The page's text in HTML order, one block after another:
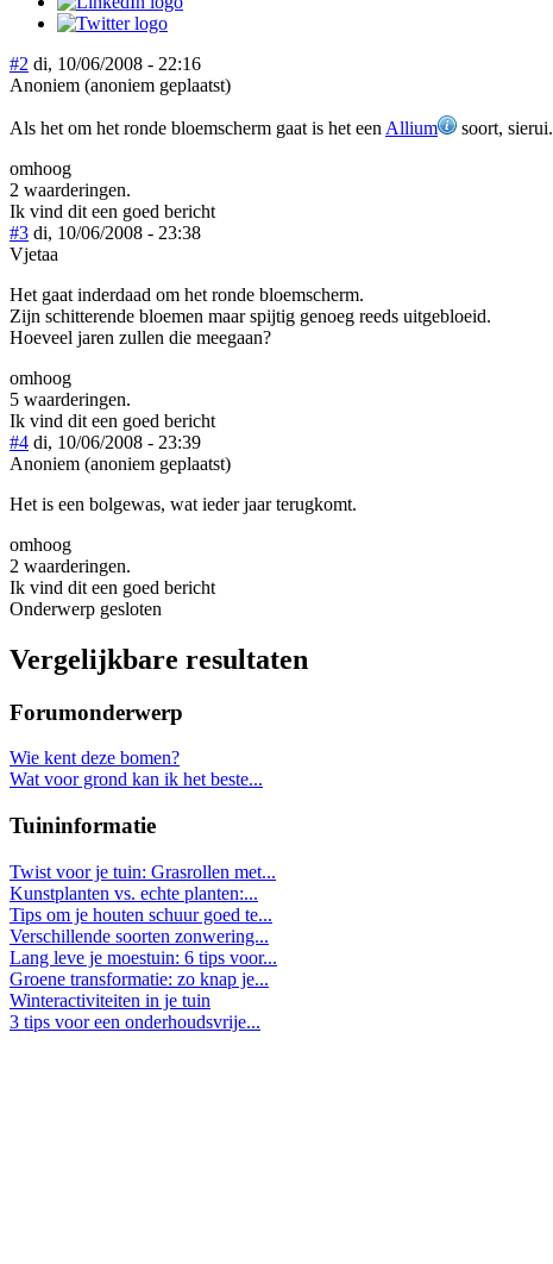
#2 di, 10/06/2008 - 22:16
Anoniem (anoniem geplaatst)
Als het om het ronde bloemscherm gaat is het een Allium
soort, sierui.
omhoog
2 waarderingen.
Ik vind dit een goed bericht
#3 di, 10/06/2008 - 23:38
Vjetaa
Het gaat inderdaad om het ronde bloemscherm.
Zijn schitterende bloemen maar spijtig genoeg reeds uitgebloeid.
Hoeveel jaren zullen die meegaan?
omhoog
5 waarderingen.
Ik vind dit een goed bericht
#4 di, 10/06/2008 - 23:39
Anoniem (anoniem geplaatst)
Het is een bolgewas, wat ieder jaar terugkomt.
omhoog
2 waarderingen.
Ik vind dit een goed bericht
Onderwerp gesloten
Vergelijkbare resultaten
Forumonderwerp
Wie kent deze bomen?
Wat voor grond kan ik het beste...
Tuininformatie
Twist voor je tuin: Grasrollen met...
Kunstplanten vs. echte planten:...
Tips om je houten schuur goed te...
Verschillende soorten zonwering...
Lang leve je moestuin: 6 tips voor...
Groene transformatie: zo knap je...
Winteractiviteiten in je tuin
3 tips voor een onderhoudsvrije...